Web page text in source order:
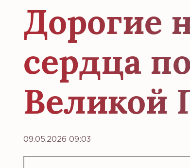
Дорогие
сердца
Великой
09.05.2026 09:03